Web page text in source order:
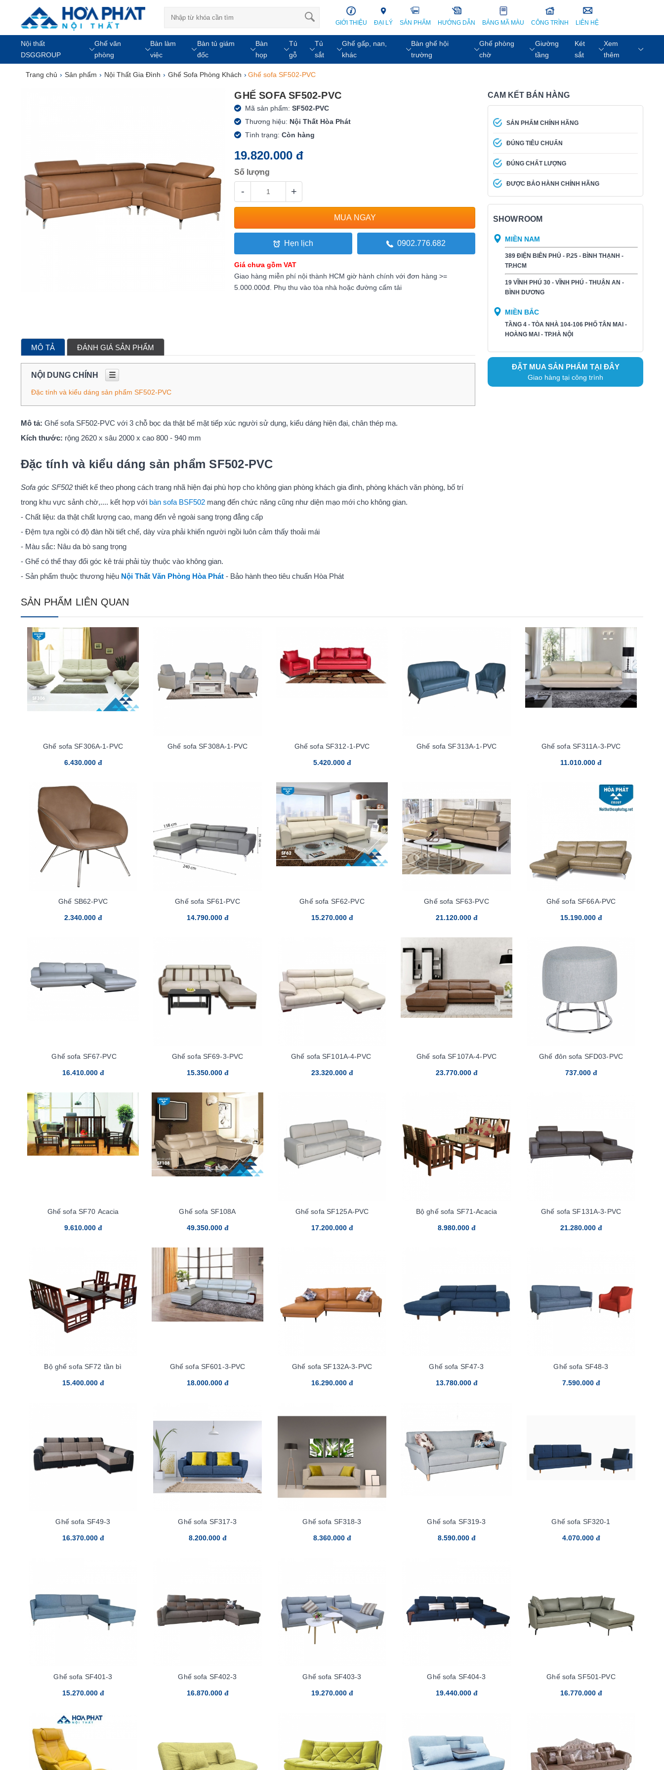
GIỚI THIỆU ĐẠI LÝ SẢN PHẨM HƯỚNG DẪN BẢNG MÃ MÀU CÔNG TRÌNH LIÊN HỆ
Nội thất
DSGGROUP
Ghế văn
phòng
Bàn làm
việc
Bàn tủ giám
đốc
Bàn
họp
Tủ
gỗ
Tủ
sắt
Ghế gấp, nan,
khác
Bàn ghế hội
trường
Ghế phòng
chờ
Giường
tầng
Két
sắt
Xem
thêm
Trang chủ › Sản phẩm › Nội Thất Gia Đình › Ghế Sofa Phòng Khách › Ghế sofa SF502-PVC
GHẾ SOFA SF502-PVC
Mã sản phẩm:SF502-PVC
Thương hiệu: Nội Thất Hòa Phát
Tình trạng:Còn hàng
19.820.000 đ
Số lượng
- +
Hẹn lịch 0902.776.682
Giá chưa gồm VAT
Giao hàng miễn phí nội thành HCM giờ hành chính với đơn hàng >=
5.000.000đ. Phụ thu vào tòa nhà hoặc đường cấm tải
MÔ TẢ ĐÁNH GIÁ SẢN PHẨM
NỘI DUNG CHÍNH ☰
Đặc tính và kiểu dáng sản phẩm SF502-PVC
Mô tả: Ghế sofa SF502-PVC với 3 chỗ bọc da thật bế mặt tiếp xúc người sử dụng, kiểu dáng hiện đại, chân thép mạ.
Kích thước: rộng 2620 x sâu 2000 x cao 800 - 940 mm
Đặc tính và kiểu dáng sản phẩm SF502-PVC
Sofa góc SF502 thiết kế theo phong cách trang nhã hiện đại phù hợp cho không gian phòng khách gia đình, phòng khách văn phòng, bố trí
trong khu vực sảnh chờ,.... kết hợp với bàn sofa BSF502 mang đến chức năng cũng như diện mạo mới cho không gian.
- Chất liệu: da thật chất lượng cao, mang đến vẻ ngoài sang trọng đẳng cấp
- Đệm tựa ngồi có độ đàn hồi tiết chế, dày vừa phải khiến người ngồi luôn cảm thấy thoải mái
- Màu sắc: Nâu da bò sang trọng
- Ghế có thể thay đổi góc kê trái phải tùy thuộc vào không gian.
- Sản phẩm thuộc thương hiệu Nội Thất Văn Phòng Hòa Phát - Bảo hành theo tiêu chuẩn Hòa Phát
CAM KẾT BÁN HÀNG
SẢN PHẨM CHÍNH HÃNG
ĐÚNG TIÊU CHUẨN
ĐÚNG CHẤT LƯỢNG
ĐƯỢC BẢO HÀNH CHÍNH HÃNG
SHOWROOM
MIỀN NAM
389 ĐIỆN BIÊN PHỦ - P.25 - BÌNH THẠNH -
TP.HCM
19 VĨNH PHÚ 30 - VĨNH PHÚ - THUẬN AN -
BÌNH DƯƠNG​
MIỀN BẮC
TẦNG 4 - TÒA NHÀ 104-106 PHỐ TÂN MAI -
HOÀNG MAI - TP.HÀ NỘI
ĐẶT MUA SẢN PHẨM TẠI ĐÂY
Giao hàng tại công trình
SẢN PHẨM LIÊN QUAN
Ghế sofa SF306A-1-PVC
6.430.000 đ
Ghế sofa SF308A-1-PVC Ghế sofa SF312-1-PVC
5.420.000 đ
Ghế sofa SF313A-1-PVC Ghế sofa SF311A-3-PVC
11.010.000 đ
Ghế SB62-PVC
2.340.000 đ
Ghế sofa SF61-PVC
14.790.000 đ
Ghế sofa SF62-PVC
15.270.000 đ
Ghế sofa SF63-PVC
21.120.000 đ
Ghế sofa SF66A-PVC
15.190.000 đ
Ghế sofa SF67-PVC
16.410.000 đ
Ghế sofa SF69-3-PVC
15.350.000 đ
Ghế sofa SF101A-4-PVC
23.320.000 đ
Ghế sofa SF107A-4-PVC
23.770.000 đ
Ghế đôn sofa SFD03-PVC
737.000 đ
Ghế sofa SF70 Acacia
9.610.000 đ
Ghế sofa SF108A
49.350.000 đ
Ghế sofa SF125A-PVC
17.200.000 đ
Bộ ghế sofa SF71-Acacia
8.980.000 đ
Ghế sofa SF131A-3-PVC
21.280.000 đ
Bộ ghế sofa SF72 tần bì
15.400.000 đ
Ghế sofa SF601-3-PVC
18.000.000 đ
Ghế sofa SF132A-3-PVC
16.290.000 đ
Ghế sofa SF47-3
13.780.000 đ
Ghế sofa SF48-3
7.590.000 đ
Ghế sofa SF49-3
16.370.000 đ
Ghế sofa SF317-3
8.200.000 đ
Ghế sofa SF318-3
8.360.000 đ
Ghế sofa SF319-3
8.590.000 đ
Ghế sofa SF320-1
4.070.000 đ
Ghế sofa SF401-3
15.270.000 đ
Ghế sofa SF402-3
16.870.000 đ
Ghế sofa SF403-3
19.270.000 đ
Ghế sofa SF404-3
19.440.000 đ
Ghế sofa SF501-PVC
16.770.000 đ